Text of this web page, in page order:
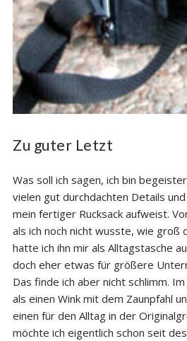
Zu guter Letzt
Was soll ich sagen, ich bin
vielen gut durchdachten Details
mein fertiger Rucksack aufweist.
als ich noch nicht wusste, wie groß
hatte ich ihn mir als Alltagstasche
doch eher etwas für größere
Das finde ich aber nicht schlimm.
als einen Wink mit dem Zaunpfahl
einen für den Alltag in der
möchte ich eigentlich schon seit